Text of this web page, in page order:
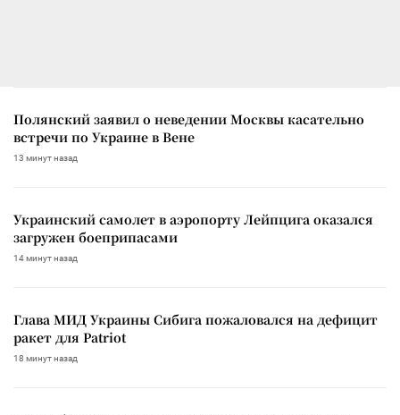
Полянский заявил о неведении Москвы касательно
встречи по Украине в Вене
13 минут назад
Украинский самолет в аэропорту Лейпцига оказался
загружен боеприпасами
14 минут назад
Глава МИД Украины Сибига пожаловался на дефицит
ракет для Patriot
18 минут назад